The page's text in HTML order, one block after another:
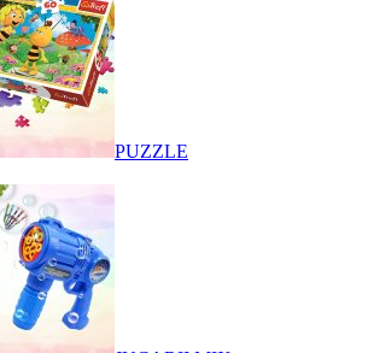
PUZZLE